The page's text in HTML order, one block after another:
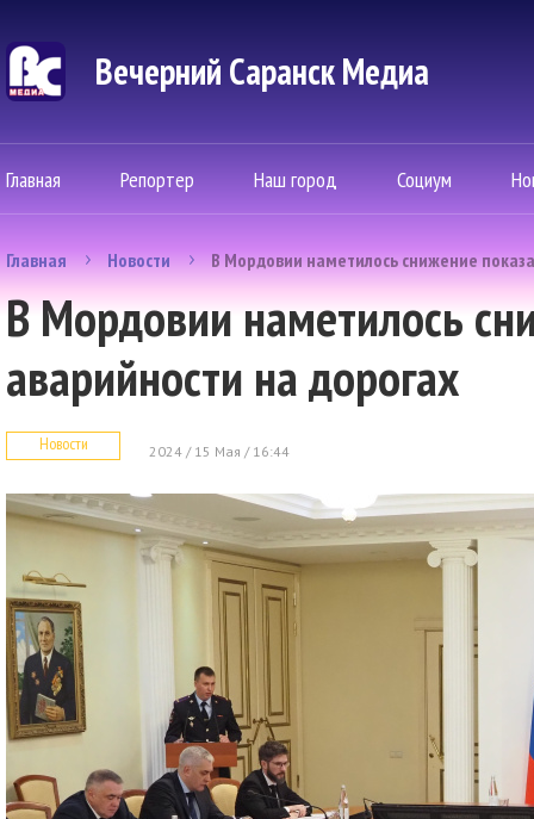
Вечерний Саранск Mедиа
Главная Репортер Наш город Социум
Главная Новости В Мордовии наметилось снижение
В Мордовии наметилось
аварийности на дорогах
Новости 2024 / 15 Мая / 16:44